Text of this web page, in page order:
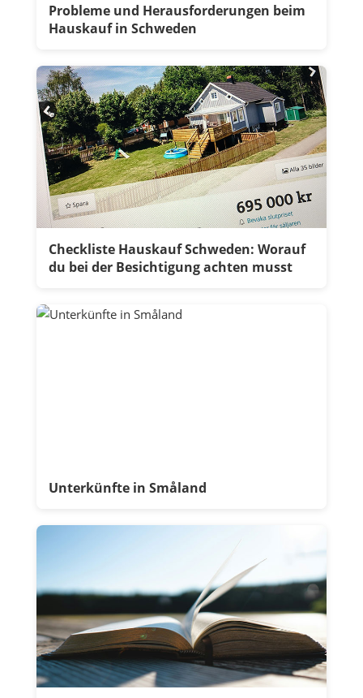
Probleme und Herausforderungen beim
Hauskauf in Schweden
Checkliste Hauskauf Schweden: Worauf
du bei der Besichtigung achten musst
Unterkünfte in Småland